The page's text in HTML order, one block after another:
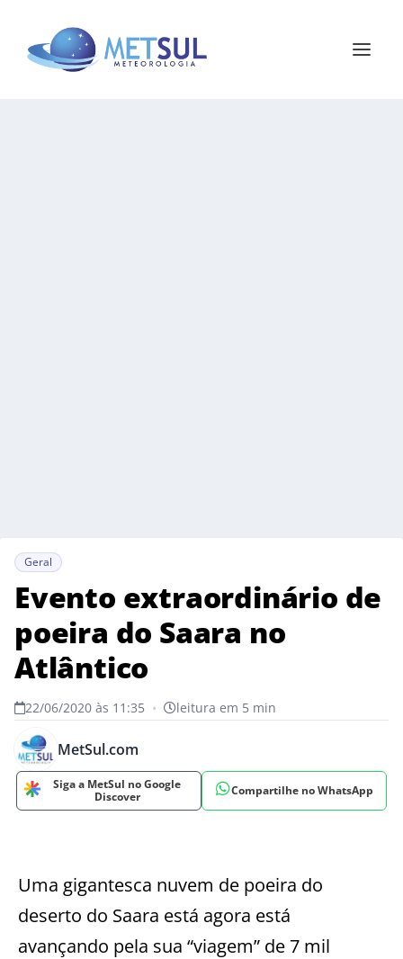
Geral
Evento extraordinário de
poeira do Saara no
Atlântico
22/06/2020 às 11:35 • leitura em 5 min
MetSul.com
Siga a MetSul no Google
Discover
Compartilhe no WhatsApp
Uma gigantesca nuvem de poeira do
deserto do Saara está agora está
avançando pela sua “viagem” de 7 mil